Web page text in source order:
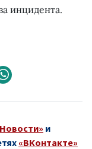
инцидента.
и
«ВКонтакте»